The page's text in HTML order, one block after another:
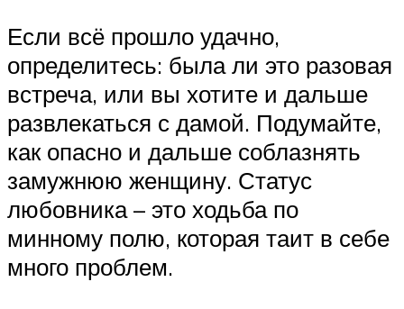
Если всё прошло удачно,
определитесь: была ли это разовая
встреча, или вы хотите и дальше
развлекаться с дамой. Подумайте,
как опасно и дальше соблазнять
замужнюю женщину. Статус
любовника – это ходьба по
минному полю, которая таит в себе
много проблем.